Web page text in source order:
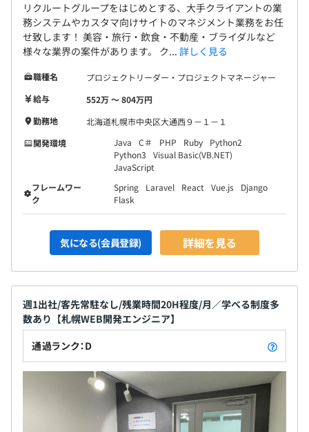
リクルートグループをはじめとする、大手クライアントの業
務システムやカスタマ向けサイトのマネジメント業務をお任
せ致します！ 美容・旅行・飲食・不動産・ブライダルなど
様々な業界の案件があります。 ク... 詳しく見る
職種名
プロジェクトリーダー・プロジェクトマネージャー
給与
552万 〜 804万円
勤務地
北海道札幌市中央区大通西９－１－１
開発環境
Java C＃ PHP Ruby
Python2
Python3
Visual Basic(VB.NET)
JavaScript
フレームワー
ク
Spring Laravel React Vue.js
Django
Flask
気になる(会員登録) 詳細を見る
週1出社/客先常駐なし/残業時間20H程度/月／学べる制度多
数あり【札幌WEB開発エンジニア】
通過ランク：D